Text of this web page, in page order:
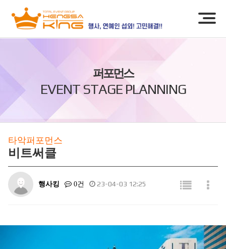
퍼포먼스
EVENT STAGE PLANNING
타악퍼포먼스
비트써클
행사킹 0건 23-04-03 12:25